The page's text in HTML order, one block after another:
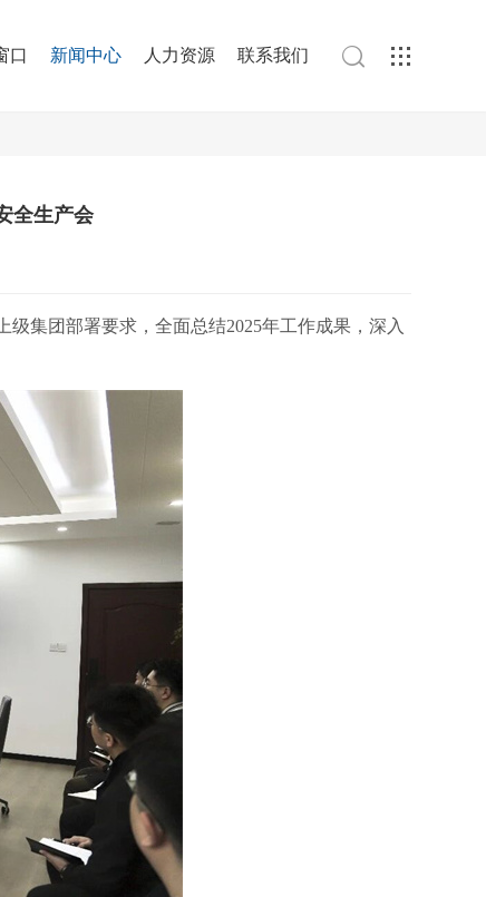
口 新闻中心 人力资源 联系我们  
全生产会
集团部署要求，全面总结2025年工作成果，深入